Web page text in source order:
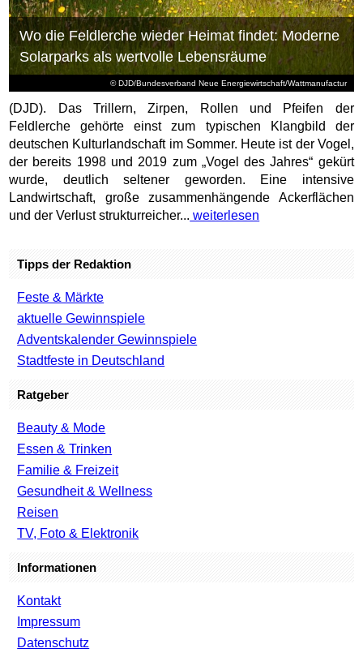
© DJD/Bundesverband Neue Energiewirtschaft/Wattmanufactur
Wo die Feldlerche wieder Heimat findet: Moderne
Solarparks als wertvolle Lebensräume
(DJD). Das Trillern, Zirpen, Rollen und Pfeifen der
Feldlerche gehörte einst zum typischen Klangbild der
deutschen Kulturlandschaft im Sommer. Heute ist der Vogel,
der bereits 1998 und 2019 zum „Vogel des Jahres“ gekürt
wurde, deutlich seltener geworden. Eine intensive
Landwirtschaft, große zusammenhängende Ackerflächen
und der Verlust strukturreicher... weiterlesen
Tipps der Redaktion
Feste & Märkte
aktuelle Gewinnspiele
Adventskalender Gewinnspiele
Stadtfeste in Deutschland
Ratgeber
Beauty & Mode
Essen & Trinken
Familie & Freizeit
Gesundheit & Wellness
Reisen
TV, Foto & Elektronik
Informationen
Kontakt
Impressum
Datenschutz